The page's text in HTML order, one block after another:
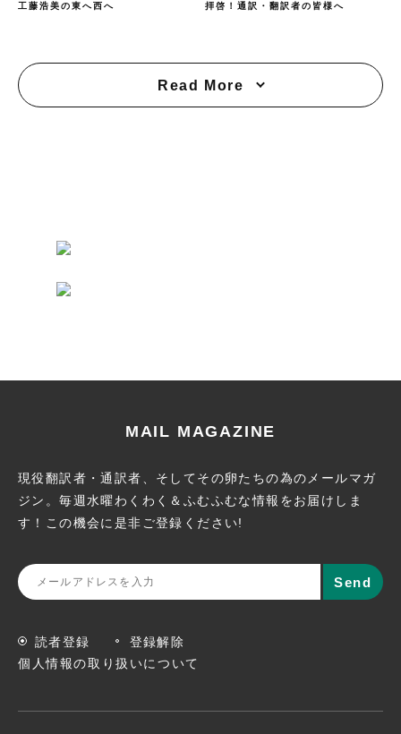
工藤浩美の東へ西へ 拝啓！通訳・翻訳者の皆様へ
Read More
MAIL MAGAZINE
現役翻訳者・通訳者、そしてその卵たちの為のメールマガ
ジン。毎週水曜わくわく＆ふむふむな情報をお届けしま
す！この機会に是非ご登録ください!
読者登録
登録解除
個人情報の取り扱いについて